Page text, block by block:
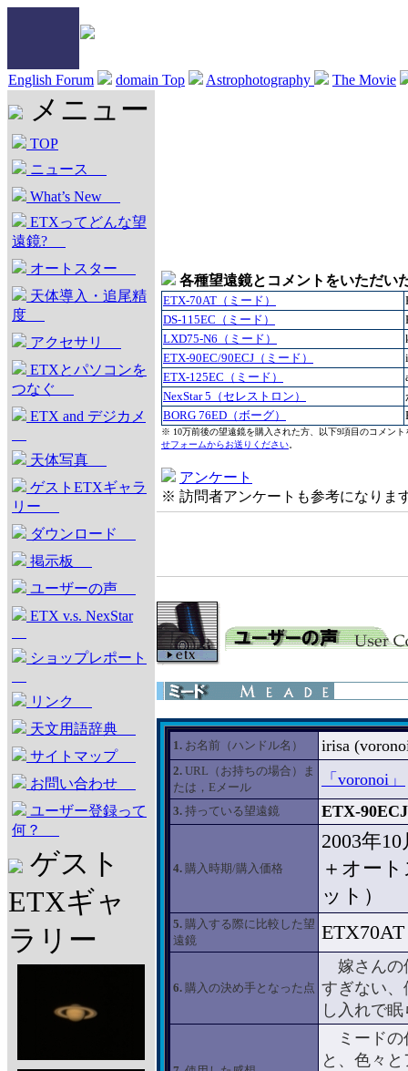
English Forum domain Top Astrophotography The Movie
メニュー
TOP
ニュース
What’s New
ETXってどんな望
遠鏡?
オートスター
天体導入・追尾精
度
アクセサリ
ETXとパソコンを
つなぐ
ETX and デジカメ
天体写真
ゲストETXギャラ
リー
ダウンロード
掲示板
ユーザーの声
ETX v.s. NexStar
ショップレポート
リンク
天文用語辞典
サイトマップ
お問い合わせ
ユーザー登録って
何？
ゲスト
ETXギャ
ラリー
各種望遠鏡とコメントをいただい
ETX-70AT（ミード）
DS-115EC（ミード）
LXD75-N6（ミード）
ETX-90EC/90ECJ（ミード）
ETX-125EC（ミード）
NexStar 5（セレストロン）
BORG 76ED（ボーグ）
※ 10万前後の望遠鏡を購入された方、以下9項目のコメン
せフォームからお送りください
アンケート
※ 訪問者アンケートも参考になりま
1. お名前（ハンドル名） irisa
2. URL（お持ちの場合）ま
たは，Eメール
「voronoi」
3. 持っている望遠鏡 ETX-90ECJ
4. 購入時期/購入価格
2003年
＋オー
ット）
5. 購入する際に比較した望
遠鏡
ETX70AT
6. 購入の決め手となった点
嫁さんの
すぎない
し入れで
ミードの
と、色々